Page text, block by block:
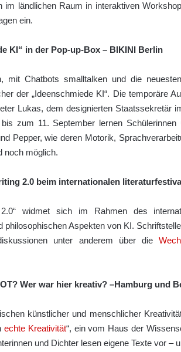
im ländlichen Raum in interaktiven
ein.
KI“ in der Pop-up-Box – BIKINI Berlin
mit Chatbots smalltalken und die
der „Ideenschmiede KI“. Die temporäre
Lukas, dem designierten Staatssekretär
zum 11. September lernen Schülerinnen
Pepper, wie deren Motorik,
noch möglich.
2.0 beim internationalen
widmet sich im Rahmen des
philosophischen Aspekten von KI.
unter anderem über die
Wer war hier kreativ? –Hamburg und
künstlicher und menschlicher
echte Kreativität“, ein vom Haus der
und Dichter lesen eigene Texte vor –